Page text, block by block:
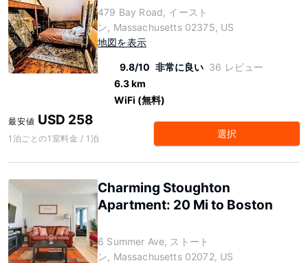
479 Bay Road, イースト
ン, Massachusetts 02375, US
地図を表示
9.8/10 非常に良い 36 レビュー
6.3 km
WiFi (無料)
最安値 USD 258
1泊ごとの1室料金 / 1泊 選択
Charming Stoughton
Apartment: 20 Mi to Boston
6 Summer Ave, ストート
ン, Massachusetts 02072, US